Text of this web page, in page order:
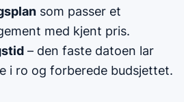
som passer et
med kjent pris.
– den faste datoen lar
i ro og forberede budsjettet.